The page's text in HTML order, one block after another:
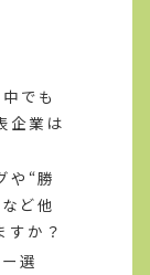
でも
企業は
や“勝
ど他
すか？
選